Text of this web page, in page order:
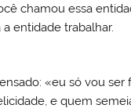
chamou essa
entidade trabalhar.
«eu só vou
e quem